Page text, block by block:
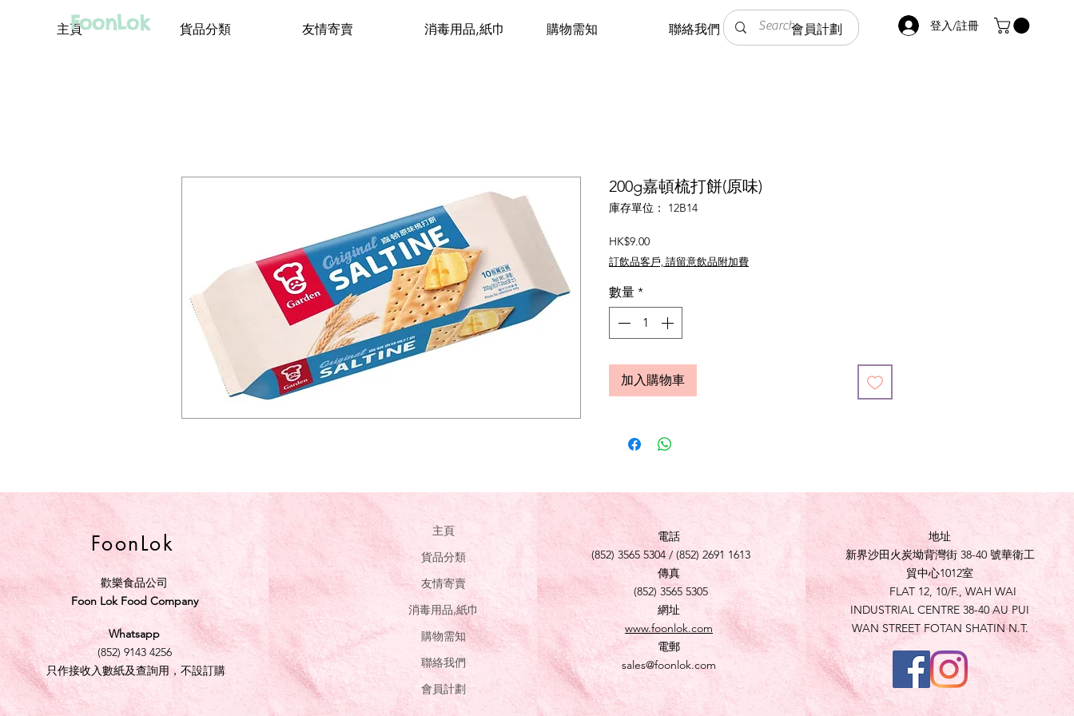
FoonLok 登入/註冊
主頁 貨品分類 友情寄賣 消毒用品,紙巾 購物需知 聯絡我們 會員計劃
200g嘉頓梳打餅(原味)
庫存單位： 12B14
HK$9.00價
格
訂飲品客戶, 請留意飲品附加費
數量 *
加入購物車
FoonLok
歡樂食品公司
Foon Lok Food Company
Whatsapp
(852) 9143 4256
只作接收入數紙及查詢用，不設訂購
主頁
貨品分類
友情寄賣
消毒用品,紙巾
購物需知
聯絡我們
會員計劃
電話
(852) 3565 5304 / (852) 2691 1613
傳真
(852) 3565 5305
網址
www.foonlok.com
電郵
sales@foonlok.com
地址
新界沙田火炭坳背灣街 38-40 號華衛工
貿中心1012室
FLAT 12, 10/F., WAH WAI
INDUSTRIAL CENTRE 38-40 AU PUI
WAN STREET FOTAN SHATIN N.T.